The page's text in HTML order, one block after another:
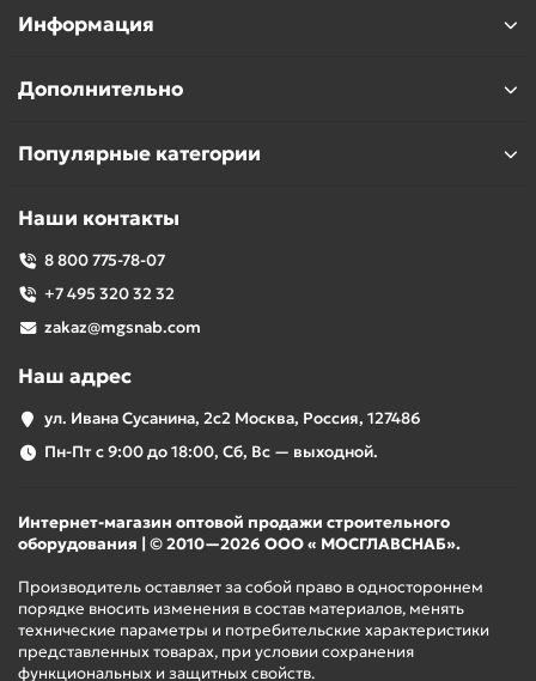
Информация
Дополнительно
Популярные категории
Наши контакты
8 800 775-78-07
+7 495 320 32 32
zakaz@mgsnab.com
Наш адрес
ул. Ивана Сусанина, 2с2 Москва, Россия, 127486
Пн-Пт с 9:00 до 18:00, Сб, Вс — выходной.
Интернет-магазин оптовой продажи строительного
оборудования | © 2010—2026 ООО « МОСГЛАВСНАБ».
Производитель оставляет за собой право в одностороннем
порядке вносить изменения в состав материалов, менять
технические параметры и потребительские характеристики
представленных товарах, при условии сохранения
функциональных и защитных свойств.